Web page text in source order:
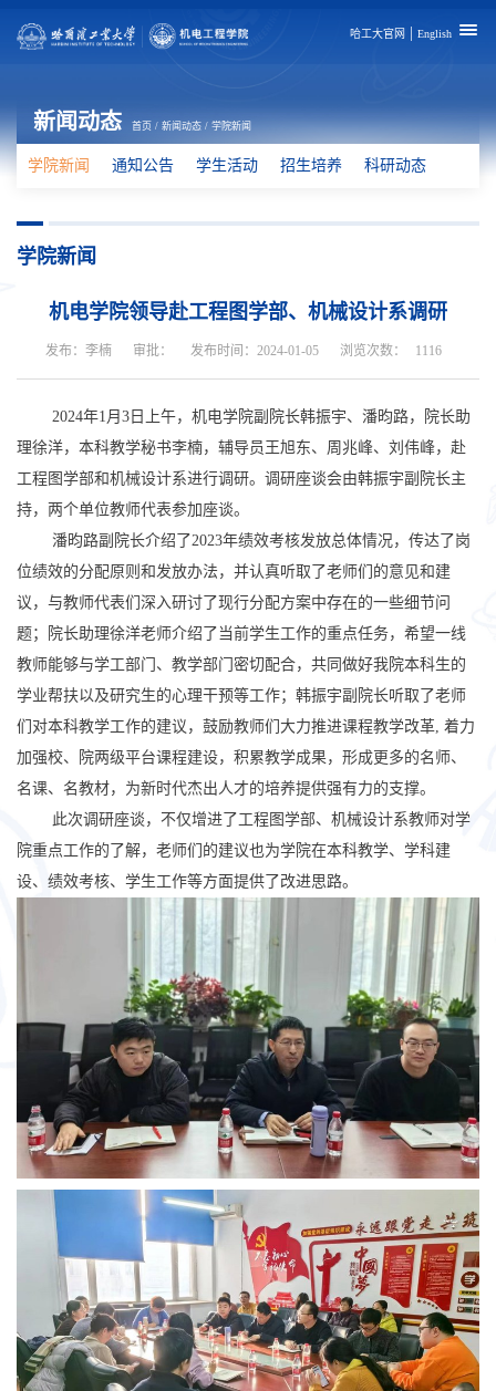
哈工大官网 English
新闻动态 首页 / 新闻动态 / 学院新闻
学院新闻 通知公告 学生活动 招生培养 科研动态
学院新闻
机电学院领导赴工程图学部、机械设计系调研
发布：李楠 审批： 发布时间：2024-01-05 浏览次数： 1116
2024年1月 3 日上午，机电学院副院长韩振宇、潘昀路，院长助
理徐洋，本科教学秘书李楠，辅导员王旭东、周兆峰、刘伟峰，赴
工程图学部和机械设计系进行调研。调研座谈会由韩振宇副院长主
持，两个单位教师代表参加座谈。
潘昀路副院长介绍了2023年绩效考核发放总体情况，传达了岗
位绩效的分配原则和发放办法，并认真听取了老师们的意见和建
议，与教师代表们深入研讨了现行分配方案中存在的一些细节问
题；院长助理徐洋老师介绍了当前学生工作的重点任务，希望一线
教师能够与学工部门、教学部门密切配合，共同做好我院本科生的
学业帮扶以及研究生的心理干预等工作；韩振宇副院长听取了老师
们对本科教学工作的建议，鼓励教师们大力推进课程教学改革, 着力
加强校、院两级平台课程建设，积累教学成果，形成更多的名师、
名课、名教材，为新时代杰出人才的培养提供强有力的支撑。
此次调研座谈，不仅增进了工程图学部、机械设计系教师对学
院重点工作的了解，老师们的建议也为学院在本科教学、学科建
设、绩效考核、学生工作等方面提供了改进思路。